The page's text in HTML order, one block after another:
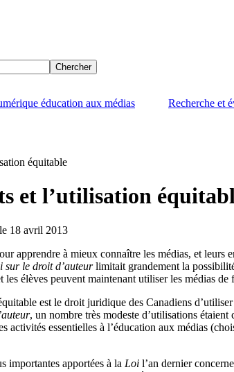
éducation aux médias Recherche et
équitable
et l’utilisation
le 18 avril 2013
apprendre à mieux connaître les médias, et leurs
sur le droit d’auteurlimitait grandement la
les élèves peuvent maintenant utiliser les médias
est le droit juridique des Canadiens
, un nombre très modeste d’utilisations
activités essentielles à l’éducation aux médias
importantes apportées à la Loi l’an dernier